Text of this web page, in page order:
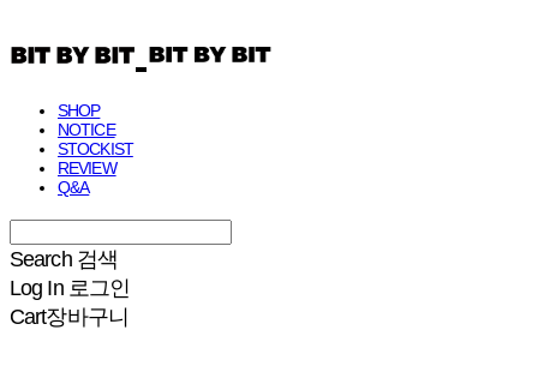
SHOP
NOTICE
STOCKIST
REVIEW
Q&A
Search 검색
Log In 로그인
Cart장바구니